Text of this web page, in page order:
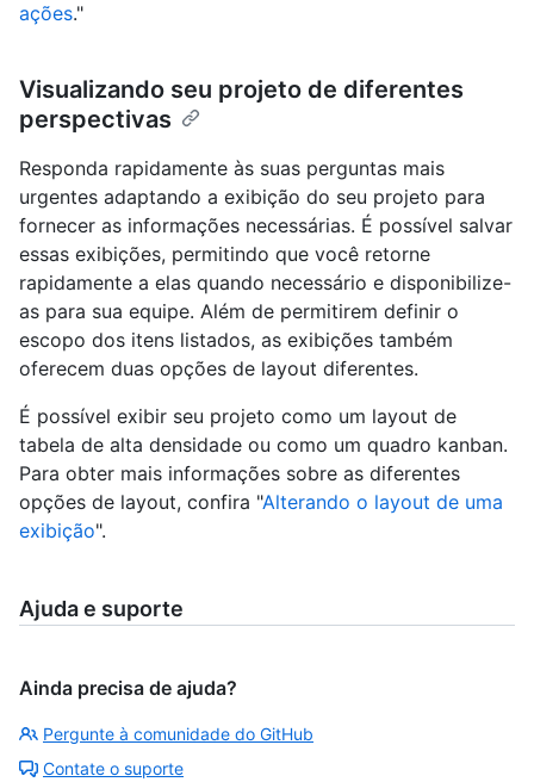
ações."
Visualizando seu projeto de diferentes
perspectivas
Responda rapidamente às suas perguntas mais
urgentes adaptando a exibição do seu projeto para
fornecer as informações necessárias. É possível salvar
essas exibições, permitindo que você retorne
rapidamente a elas quando necessário e disponibilize-
as para sua equipe. Além de permitirem definir o
escopo dos itens listados, as exibições também
oferecem duas opções de layout diferentes.
É possível exibir seu projeto como um layout de
tabela de alta densidade ou como um quadro kanban.
Para obter mais informações sobre as diferentes
opções de layout, confira "Alterando o layout de uma
exibição".
Ajuda e suporte
Ainda precisa de ajuda?
Pergunte à comunidade do GitHub
Contate o suporte